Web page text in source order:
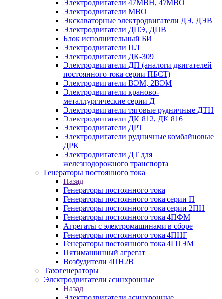
Электродвигатели 47MBH, 47МВО
Электродвигатели MBO
Экскаваторные электродвигатели ДЭ, ДЭВ
Электродвигатели ДПЭ, ДПВ
Блок исполнительный БИ
Электродвигатели ПЛ
Электродвигатели ДК-309
Электродвигатели ДП (аналоги двигателей
постоянного тока серии ПБСТ)
Электродвигатели ВЭМ, 2ВЭМ
Электродвигатели краново-
металлургические серии Д
Электродвигатели тяговые рудничные ДТН
Электродвигатели ДК-812, ДК-816
Электродвигатели ДРТ
Электродвигатели рудничные комбайновые
ДРК
Электродвигатели ДТ для
железнодорожного транспорта
Генераторы постоянного тока
Назад
Генераторы постоянного тока
Генераторы постоянного тока серии П
Генераторы постоянного тока серии 2ПН
Генераторы постоянного тока 4ПФМ
Агрегаты с электромашинами в сборе
Генераторы постоянного тока 4ПНГ
Генераторы постоянного тока 4ГПЭМ
Пятимашинный агрегат
Возбудители 4ПН2В
Тахогенераторы
Электродвигатели асинхронные
Назад
Электродвигатели асинхронные